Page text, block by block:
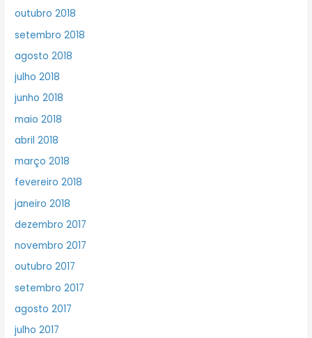
outubro 2018
setembro 2018
agosto 2018
julho 2018
junho 2018
maio 2018
abril 2018
março 2018
fevereiro 2018
janeiro 2018
dezembro 2017
novembro 2017
outubro 2017
setembro 2017
agosto 2017
julho 2017